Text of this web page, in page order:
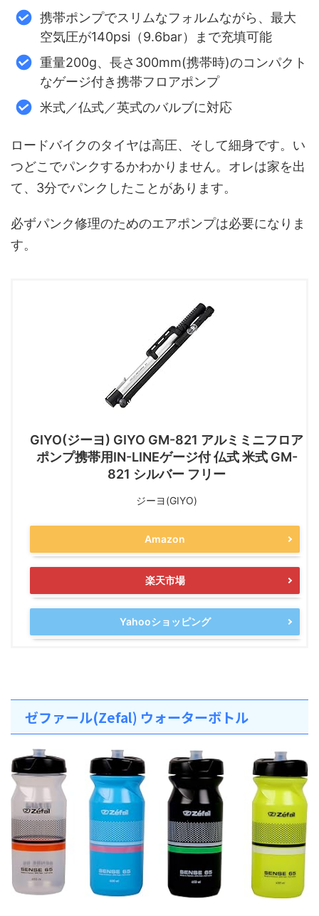
携帯ポンプでスリムなフォルムながら、最大
空気圧が140psi（9.6bar）まで充填可能
重量200g、長さ300mm(携帯時)のコンパクト
なゲージ付き携帯フロアポンプ
米式／仏式／英式のバルブに対応
ロードバイクのタイヤは高圧、そして細身です。い
つどこでパンクするかわかりません。オレは家を出
て、3分でパンクしたことがあります。
必ずパンク修理のためのエアポンプは必要になりま
す。
GIYO(ジーヨ) GIYO GM-821 アルミミニフロア
ポンプ携帯用IN-LINEゲージ付 仏式 米式 GM-
821 シルバー フリー
ジーヨ(GIYO)
Amazon
楽天市場
Yahooショッピング
ゼファール(Zefal) ウォーターボトル